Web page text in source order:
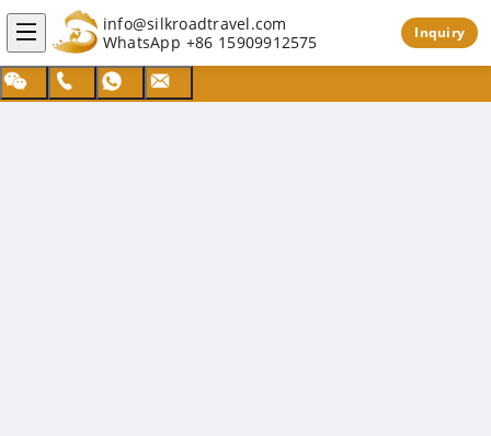
info@silkroadtravel.com
WhatsApp +86 15909912575 Inquiry